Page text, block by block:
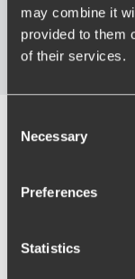
may combine it
provided to them
of their services.
Selection
Necessary
Preferences
Statistics
Attelages
Installation
Testés dans